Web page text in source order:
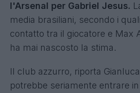
l'Arsenal per Gabriel Jesus.
media brasiliani, secondo i
contatto tra il giocatore e Max
ha mai nascosto la stima.
Il club azzurro, riporta
potrebbe seriamente entrare